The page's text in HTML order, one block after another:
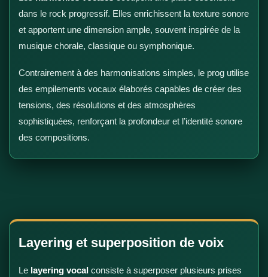
dans le rock progressif. Elles enrichissent la texture sonore
et apportent une dimension ample, souvent inspirée de la
musique chorale, classique ou symphonique.
Contrairement à des harmonisations simples, le prog utilise
des empilements vocaux élaborés capables de créer des
tensions, des résolutions et des atmosphères
sophistiquées, renforçant la profondeur et l’identité sonore
des compositions.
Layering et superposition de voix
Le layering vocal consiste à superposer plusieurs prises